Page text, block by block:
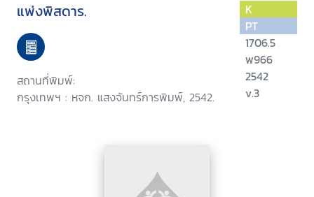
แพ่งพิสดาร.
สถานที่พิมพ์:
กรุงเทพฯ : หจก. แสงจันทร์การพิมพ์, 2542.
K
PT
1706.5
พ966
2542
v.3